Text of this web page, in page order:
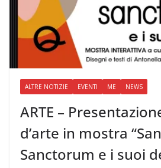
ALTRE NOTIZIE EVENTI ME NEWS
ARTE –
d’arte in mostra
Sanctorum e i suoi